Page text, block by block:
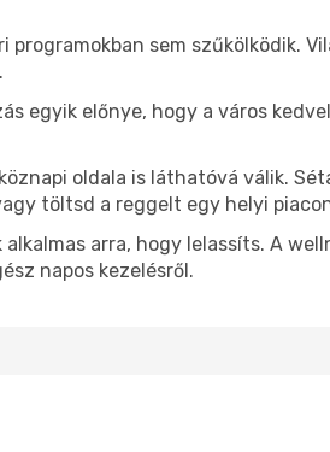
programokban sem szűkölködik.
egyik előnye, hogy a város
oldala is láthatóvá válik.
töltsd a reggelt egy helyi
arra, hogy lelassíts. A
napos kezelésről.